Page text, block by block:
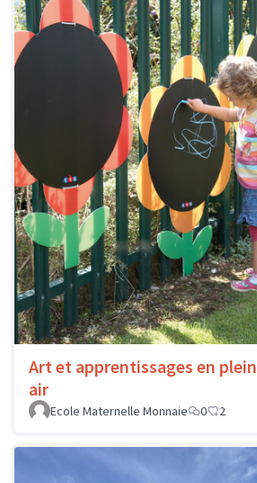
Art et apprentissages en plein
air
Ecole Maternelle Monnaie
0 2